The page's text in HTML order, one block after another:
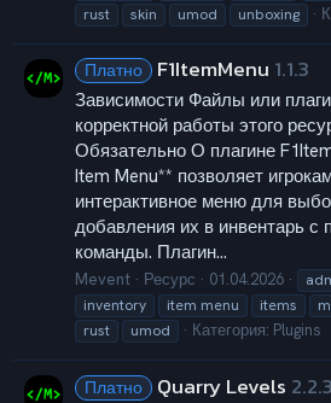
rust
skin umod unboxing
Платно F1ItemMenu 1.1.3
Зависимости Файлы или
корректной работы этого
Обязательно О плагине
Item Menu** позволяет
интерактивное меню для
добавления их в инвентарь
команды. Плагин...
Mevent Ресурс 01.04.2026
inventory
item menu items
rust
umod Категория: Plugins
Платно Quarry Levels 2.2.3